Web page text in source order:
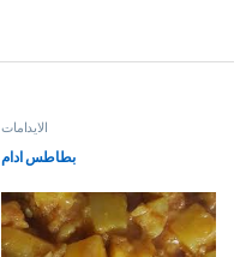
الايدامات
بطاطس ادام